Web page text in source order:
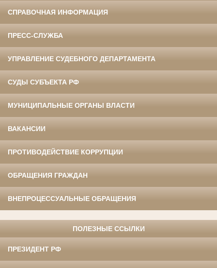
СПРАВОЧНАЯ ИНФОРМАЦИЯ
ПРЕСС-СЛУЖБА
УПРАВЛЕНИЕ СУДЕБНОГО ДЕПАРТАМЕНТА
СУДЫ СУБЪЕКТА РФ
МУНИЦИПАЛЬНЫЕ ОРГАНЫ ВЛАСТИ
ВАКАНСИИ
ПРОТИВОДЕЙСТВИЕ КОРРУПЦИИ
ОБРАЩЕНИЯ ГРАЖДАН
ВНЕПРОЦЕССУАЛЬНЫЕ ОБРАЩЕНИЯ
ПОЛЕЗНЫЕ ССЫЛКИ
ПРЕЗИДЕНТ РФ